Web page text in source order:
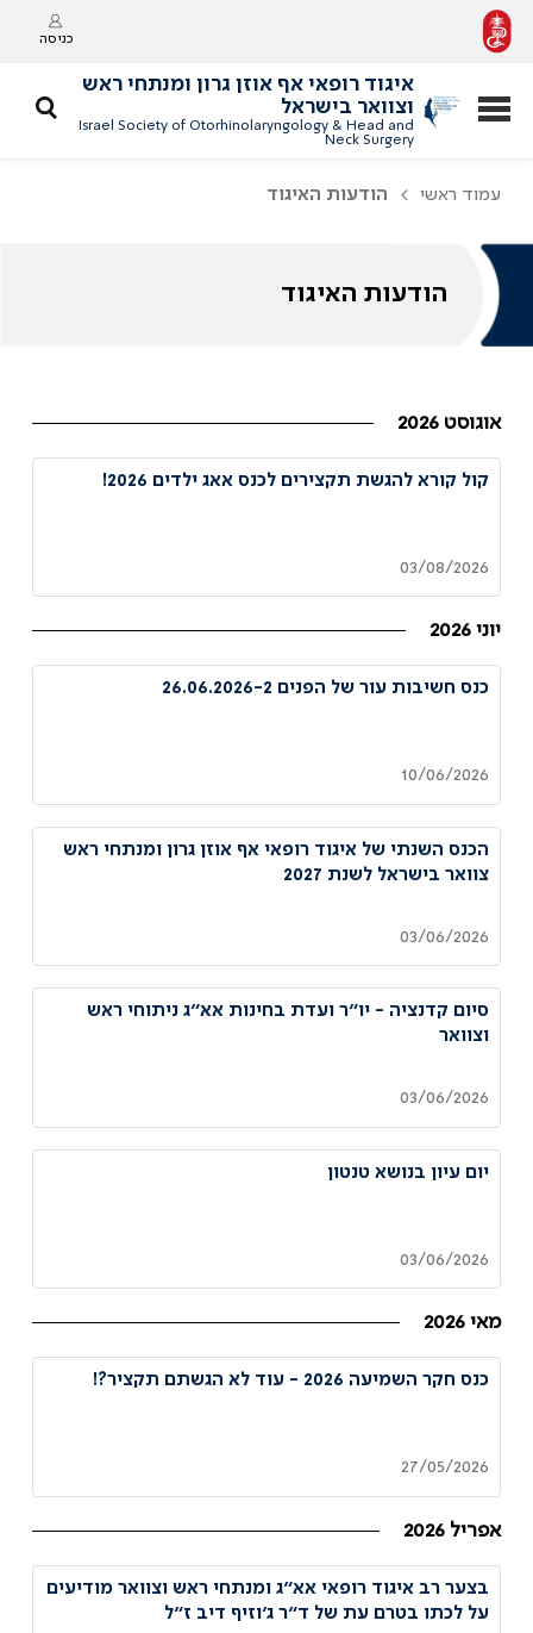
כניסה
איגוד רופאי אף אוזן גרון ומנתחי ראש
וצוואר בישראל
Israel Society of Otorhinolaryngology & Head and
Neck Surgery
עמוד ראשי הודעות האיגוד
הודעות האיגוד
אוגוסט 2026
קול קורא להגשת תקצירים לכנס אאג ילדים 2026!
03/08/2026
יוני 2026
כנס חשיבות עור של הפנים 26.06.2026-2
10/06/2026
הכנס השנתי של איגוד רופאי אף אוזן גרון ומנתחי ראש
צוואר בישראל לשנת 2027
03/06/2026
סיום קדנציה - יו״ר ועדת בחינות אא״ג ניתוחי ראש
וצוואר
03/06/2026
יום עיון בנושא טנטון
03/06/2026
מאי 2026
כנס חקר השמיעה 2026 - עוד לא הגשתם תקציר?!
27/05/2026
אפריל 2026
בצער רב איגוד רופאי אא״ג ומנתחי ראש וצוואר מודיעים
על לכתו בטרם עת של ד״ר ג׳וזיף דיב ז״ל